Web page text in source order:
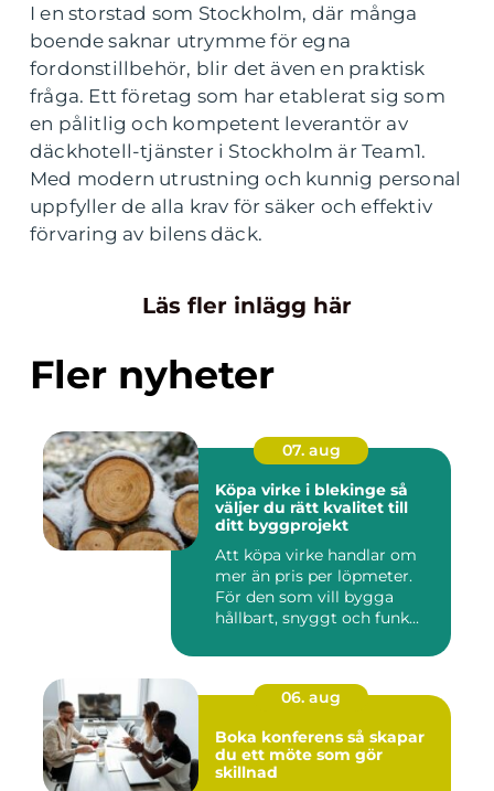
I en storstad som Stockholm, där många
boende saknar utrymme för egna
fordonstillbehör, blir det även en praktisk
fråga. Ett företag som har etablerat sig som
en pålitlig och kompetent leverantör av
däckhotell-tjänster i Stockholm är Team1.
Med modern utrustning och kunnig personal
uppfyller de alla krav för säker och effektiv
förvaring av bilens däck.
Läs fler inlägg här
Fler nyheter
07. aug
Köpa virke i blekinge så
väljer du rätt kvalitet till
ditt byggprojekt
Att köpa virke handlar om
mer än pris per löpmeter.
För den som vill bygga
hållbart, snyggt och funk...
06. aug
Boka konferens så skapar
du ett möte som gör
skillnad